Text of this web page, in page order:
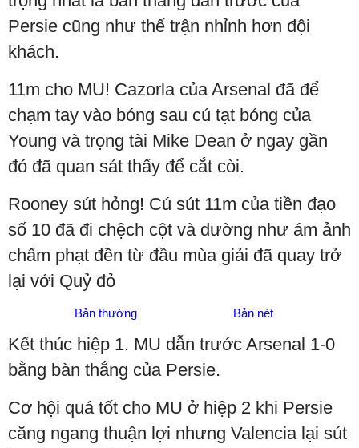
Persie cũng như thế trận nhỉnh hơn đội
khách.
11m cho MU! Cazorla của Arsenal đã để
chạm tay vào bóng sau cú tạt bóng của
Young và trọng tài Mike Dean ở ngay gần
đó đã quan sát thấy để cắt còi.
Rooney sút hỏng! Cú sút 11m của tiền đạo
số 10 đã đi chệch cột và dường như ám ảnh
chấm phạt đền từ đầu mùa giải đã quay trở
lại với Quỷ đỏ
Bản thường Bản nét
Kết thúc hiệp 1. MU dẫn trước Arsenal 1-0
bằng bàn thắng của Persie.
Cơ hội quá tốt cho MU ở hiệp 2 khi Persie
căng ngang thuận lợi nhưng Valencia lại sút